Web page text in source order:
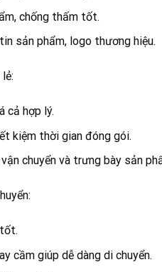
chống thấm tốt.
sản phẩm, logo thương hiệu.
cả hợp lý.
kiệm thời gian đóng gói.
chuyển và trưng bày sản
cầm giúp dễ dàng di chuyển.